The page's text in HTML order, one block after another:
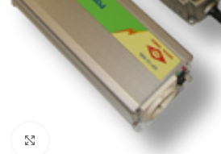
Klicka för att förstora